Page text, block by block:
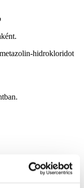
hidrokloridot